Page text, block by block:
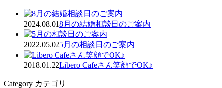
2024.08.018月の結婚相談日のご案内
2022.05.025月の相談日のご案内
2018.01.22Libero Cafeさん笑顔でOK♪
Category カテゴリ